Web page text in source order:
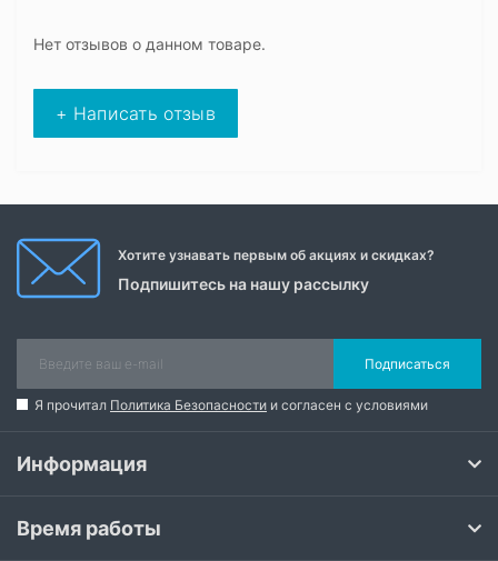
Нет отзывов о данном товаре.
+ Написать отзыв
Хотите узнавать первым об акциях и скидках?
Подпишитесь на нашу рассылку
Подписаться
Я прочитал Политика Безопасности и согласен с условиями
Информация
Время работы